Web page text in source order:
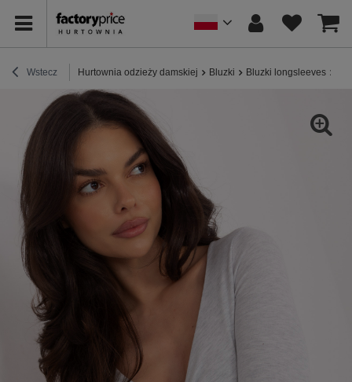
Wstecz Hurtownia odzieży damskiej Bluzki Bluzki longsleeves